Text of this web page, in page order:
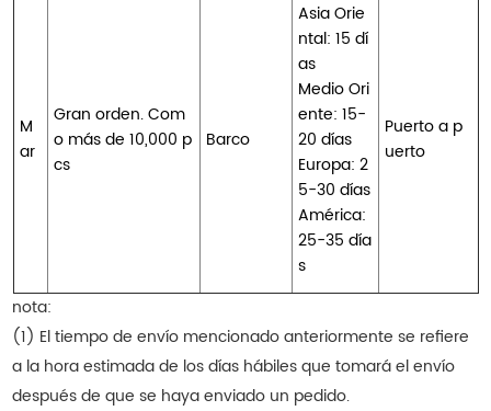
M
ar
Gran orden. Com
o más de 10,000 p
cs
Barco
Asia Orie
ntal: 15 dí
as
Medio Ori
ente: 15-
20 días
Europa: 2
5-30 días
América:
25-35 día
s
Puerto a p
uerto
nota:
(1) El tiempo de envío mencionado anteriormente se refiere
a la hora estimada de los días hábiles que tomará el envío
después de que se haya enviado un pedido.